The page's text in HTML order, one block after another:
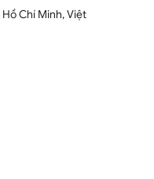
Hồ Chí Minh, Việt